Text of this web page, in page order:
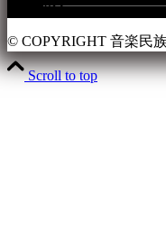
PM
© COPYRIGHT 音楽民
Scroll to top